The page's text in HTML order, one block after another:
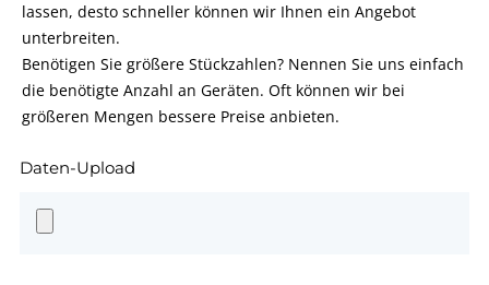
lassen, desto schneller können wir Ihnen ein Angebot
unterbreiten.
Benötigen Sie größere Stückzahlen? Nennen Sie uns einfach
die benötigte Anzahl an Geräten. Oft können wir bei
größeren Mengen bessere Preise anbieten.
Daten-Upload